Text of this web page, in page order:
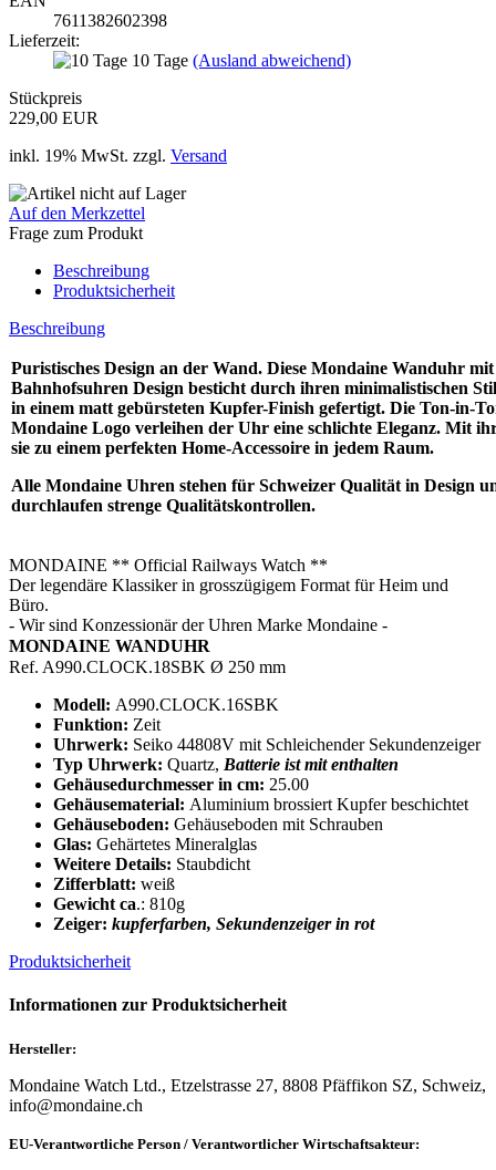
7611382602398
Lieferzeit:
10 Tage (Ausland abweichend)
Stückpreis
229,00 EUR
inkl. 19% MwSt. zzgl. Versand
Auf den Merkzettel
Frage zum Produkt
Beschreibung
Produktsicherheit
Beschreibung
Puristisches Design an der Wand. Diese Mondaine Wanduhr
Bahnhofsuhren Design besticht durch ihren minimalistischen
in einem matt gebürsteten Kupfer-Finish gefertigt. Die Ton-in-
Mondaine Logo verleihen der Uhr eine schlichte Eleganz. Mit
sie zu einem perfekten Home-Accessoire in jedem Raum.
Alle Mondaine Uhren stehen für Schweizer Qualität in Design
durchlaufen strenge Qualitätskontrollen.
MONDAINE ** Official Railways Watch **
Der legendäre Klassiker in grosszügigem Format für Heim und
Büro.
- Wir sind Konzessionär der Uhren Marke Mondaine -
MONDAINE WANDUHR
Ref. A990.CLOCK.18SBK Ø 250 mm
Modell: A990.CLOCK.16SBK
Funktion: Zeit
Uhrwerk: Seiko 44808V mit Schleichender Sekundenzeiger
Typ Uhrwerk: Quartz, Batterie ist mit enthalten
Gehäusedurchmesser in cm: 25.00
Gehäusematerial: Aluminium brossiert Kupfer beschichtet
Gehäuseboden: Gehäuseboden mit Schrauben
Glas: Gehärtetes Mineralglas
Weitere Details: Staubdicht
Zifferblatt: weiß
Gewicht ca.: 810g
Zeiger: kupferfarben, Sekundenzeiger in rot
Produktsicherheit
Informationen zur Produktsicherheit
Hersteller:
Mondaine Watch Ltd., Etzelstrasse 27, 8808 Pfäffikon SZ, Schweiz,
info@mondaine.ch
EU-Verantwortliche Person / Verantwortlicher Wirtschaftsakteur: